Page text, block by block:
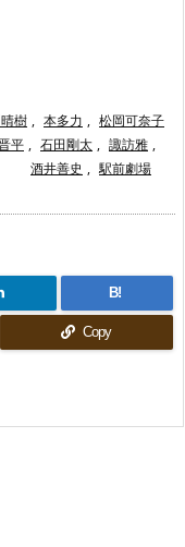
樹 , 本多力 , 松岡可奈子
平 , 石田剛太 , 諏訪雅 ,
酒井善史 , 駅前劇場
B!
Copy